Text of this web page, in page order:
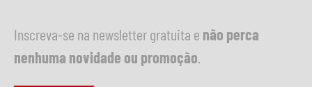
Inscreva-se na newsletter gratuita e não perca
nenhuma novidade ou promoção